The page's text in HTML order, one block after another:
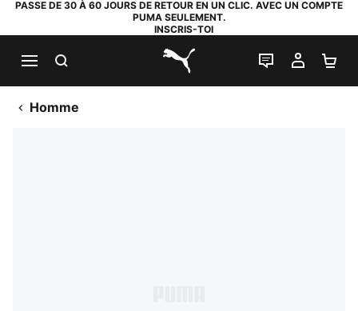
PASSE DE 30 À 60 JOURS DE RETOUR EN UN CLIC. AVEC UN COMPTE
PUMA SEULEMENT.
INSCRIS-TOI
PUMA.com
LIVE CHAT
MON
Homme